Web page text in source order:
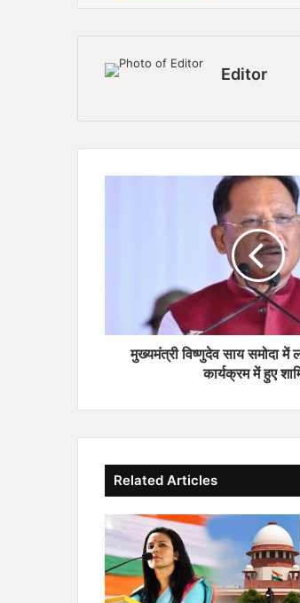
Editor
सा
दा
का
ण
मि
पू
ज
मुख्यमंत्री विष्णुदेव साय समोदा में
कार्यक्रम में हुए
Related Articles